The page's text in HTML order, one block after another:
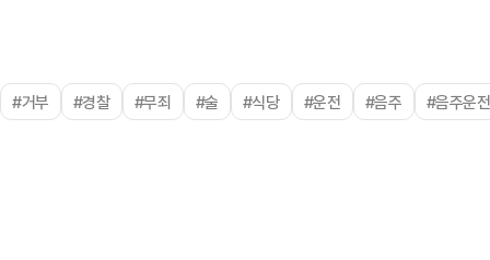
#거부 #경찰 #무죄 #술 #식당 #운전 #음주 #음주운전